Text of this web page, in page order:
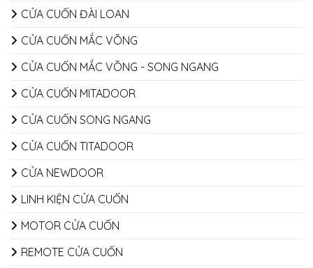
CỬA CUỐN ĐÀI LOAN
CỬA CUỐN MẮC VÕNG
CỬA CUỐN MẮC VÕNG - SONG NGANG
CỬA CUỐN MITADOOR
CỬA CUỐN SONG NGANG
CỬA CUỐN TITADOOR
CỬA NEWDOOR
LINH KIỆN CỬA CUỐN
MOTOR CỬA CUỐN
REMOTE CỬA CUỐN